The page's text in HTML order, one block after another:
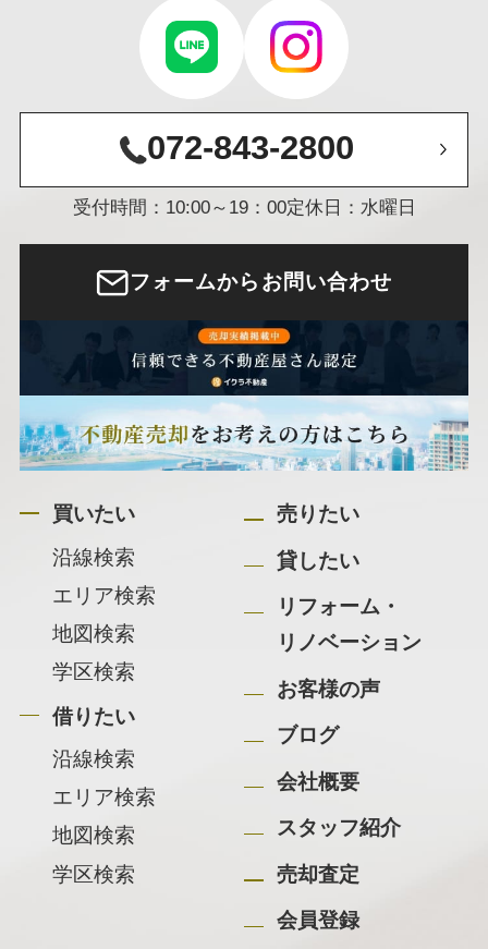
072-843-2800
受付時間：10:00～19：00定休日：水曜日
フォームからお問い合わせ
買いたい
沿線検索
エリア検索
地図検索
学区検索
借りたい
沿線検索
エリア検索
地図検索
学区検索
売りたい
貸したい
リフォーム・
リノベーション
お客様の声
ブログ
会社概要
スタッフ紹介
売却査定
会員登録